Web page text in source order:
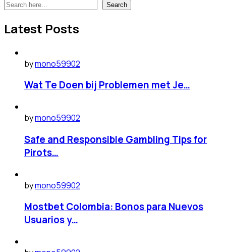
Search
Latest Posts
bymono59902
Wat Te Doen bij Problemen met Je…
bymono59902
Safe and Responsible Gambling Tips for
Pirots…
bymono59902
Mostbet Colombia: Bonos para Nuevos
Usuarios y…